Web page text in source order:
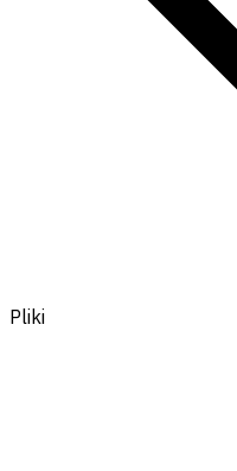
Pliki